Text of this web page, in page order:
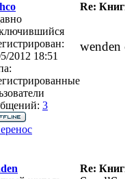
Re:
2012 18:51
3
Re: